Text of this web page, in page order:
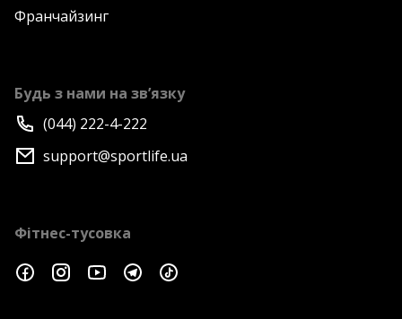
Франчайзинг
Будь з нами на зв’язку
(044) 222-4-222
support@sportlife.ua
Фітнес-тусовка